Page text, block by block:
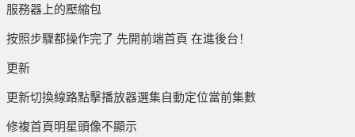
服務器上的壓縮包
按照步驟都操作完了 先開前端首頁 在進後台！
更新
更新切換線路點擊播放器選集自動定位當前集數
修複首頁明星頭像不顯示